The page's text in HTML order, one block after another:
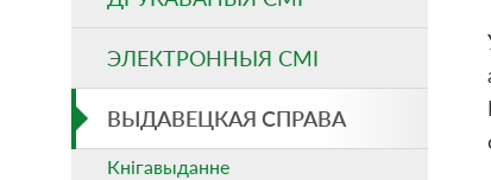
ЭЛЕКТРОННЫЯ СМI
ВЫДАВЕЦКАЯ СПРАВА
Кнігавыданне